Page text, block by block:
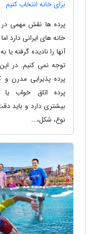
برای خانه انتخاب کنیم
پرده ها نقش مهمی در
خانه های ایرانی دارد
آنها را نادیده گرفته یا
توجه نمی کنیم. در
پرده پذیرایی مدرن
پرده اتاق خواب یا
بیشتری دارد و باید
نوع، شکل،...